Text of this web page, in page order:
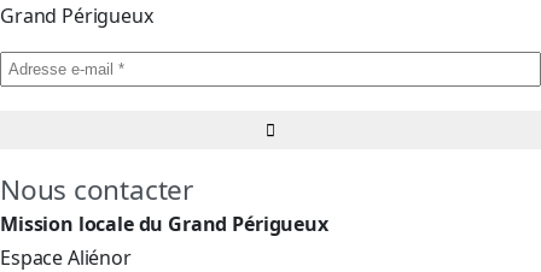
Grand Périgueux
Nous contacter
Mission locale du Grand Périgueux
Espace Aliénor